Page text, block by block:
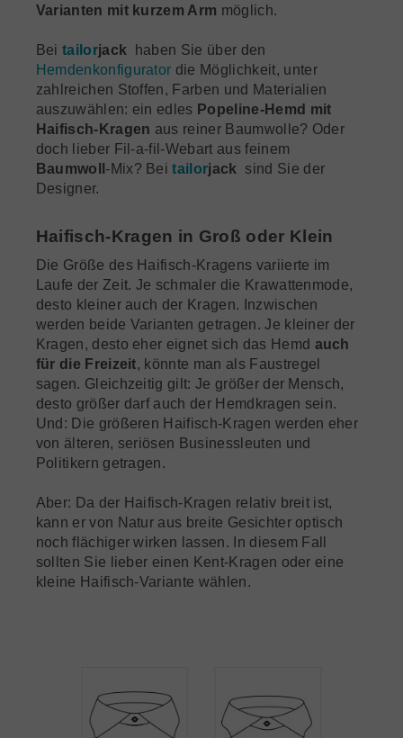
Varianten mit kurzem Arm möglich.
Bei tailorjack
haben Sie über den
Hemdenkonfigurator die Möglichkeit, unter
zahlreichen Stoffen, Farben und Materialien
auszuwählen: ein edles Popeline-Hemd mit
Haifisch-Kragen aus reiner Baumwolle? Oder
doch lieber Fil-a-fil-Webart aus feinem
Baumwoll-Mix? Beitailorjack
sind Sie der
Designer.
Haifisch-Kragen in Groß oder Klein
Die Größe des Haifisch-Kragens variierte im
Laufe der Zeit. Je schmaler die Krawattenmode,
desto kleiner auch der Kragen. Inzwischen
werden beide Varianten getragen. Je kleiner der
Kragen, desto eher eignet sich das Hemd auch
für die Freizeit, könnte man als Faustregel
sagen. Gleichzeitig gilt: Je größer der Mensch,
desto größer darf auch der Hemdkragen sein.
Und: Die größeren Haifisch-Kragen werden eher
von älteren, seriösen Businessleuten und
Politikern getragen.
Aber: Da der Haifisch-Kragen relativ breit ist,
kann er von Natur aus breite Gesichter optisch
noch flächiger wirken lassen. In diesem Fall
sollten Sie lieber einen Kent-Kragen oder eine
kleine Haifisch-Variante wählen.